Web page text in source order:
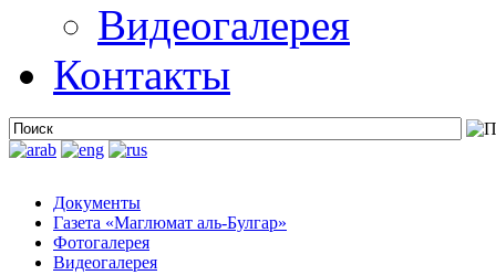
Видеогалерея
Контакты
Документы
Газета «Маглюмат аль-Булгар»
Фотогалерея
Видеогалерея